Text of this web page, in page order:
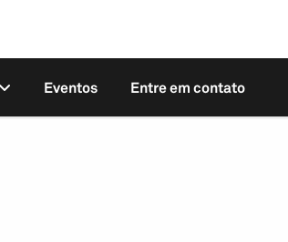
Eventos Entre em contato